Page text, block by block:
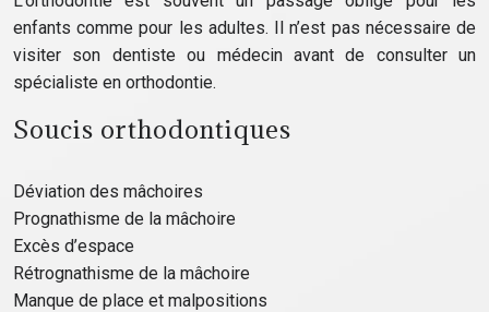
enfants comme pour les adultes. Il n’est pas nécessaire de
visiter son dentiste ou médecin avant de consulter un
spécialiste en orthodontie.
Soucis orthodontiques
Déviation des mâchoires
Prognathisme de la mâchoire
Excès d’espace
Rétrognathisme de la mâchoire
Manque de place et malpositions